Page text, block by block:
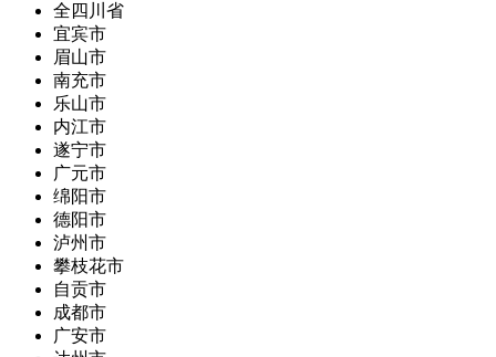
全四川省
宜宾市
眉山市
南充市
乐山市
内江市
遂宁市
广元市
绵阳市
德阳市
泸州市
攀枝花市
自贡市
成都市
广安市